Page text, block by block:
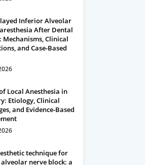
Inferior Alveolar
After Dental
Mechanisms, Clinical
and Case-Based
Local Anesthesia in
Etiology, Clinical
and Evidence-Based
technique for
nerve block: a